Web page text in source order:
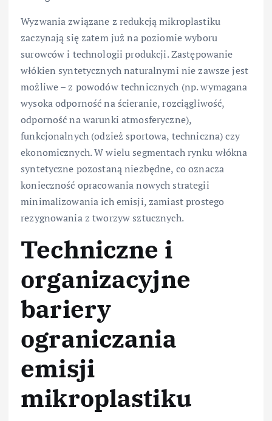
Wyzwania związane z redukcją mikroplastiku
zaczynają się zatem już na poziomie wyboru
surowców i technologii produkcji. Zastępowanie
włókien syntetycznych naturalnymi nie zawsze jest
możliwe – z powodów technicznych (np. wymagana
wysoka odporność na ścieranie, rozciągliwość,
odporność na warunki atmosferyczne),
funkcjonalnych (odzież sportowa, techniczna) czy
ekonomicznych. W wielu segmentach rynku włókna
syntetyczne pozostaną niezbędne, co oznacza
konieczność opracowania nowych strategii
minimalizowania ich emisji, zamiast prostego
rezygnowania z tworzyw sztucznych.
Techniczne i
organizacyjne
bariery
ograniczania
emisji
mikroplastiku